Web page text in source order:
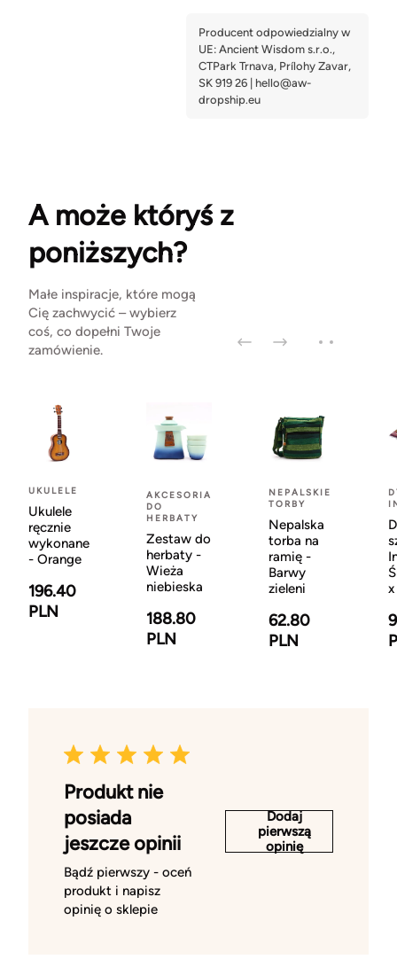
A może któryś z
poniższych?
Małe inspiracje, które mogą
Cię zachwycić – wybierz
coś, co dopełni Twoje
zamówienie.
UKULELE
Ukulele
ręcznie
wykonane
- Orange
196.40
PLN
AKCESORIA
DO
HERBATY
Zestaw do
herbaty -
Wieża
niebieska
188.80
PLN
NEPALSKIE
TORBY
Nepalska
torba na
ramię -
Barwy
zieleni
62.80
PLN
Produkt nie
posiada
jeszcze opinii
Bądź pierwszy - oceń
produkt i napisz
opinię o sklepie
Dodaj
pierwszą
opinię